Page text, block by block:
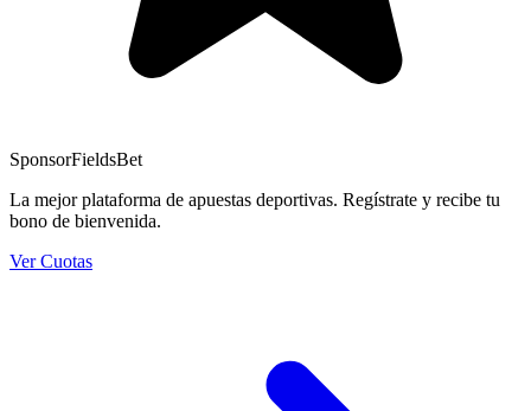
SponsorFieldsBet
La mejor plataforma de apuestas deportivas. Regístrate y recibe tu
bono de bienvenida.
Ver Cuotas